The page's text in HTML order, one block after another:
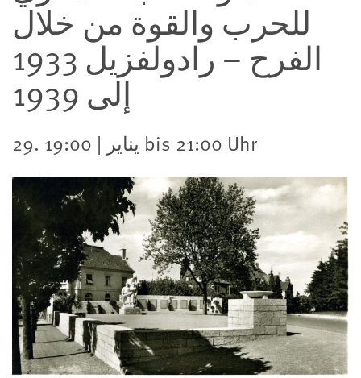
للحرب والقوة من خلال
الفرح – رادولفزيل 1933
إلى 1939
29. يناير | 19:00 bis 21:00 Uhr